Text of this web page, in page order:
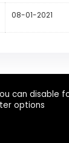
08-01-2021
can disable
options